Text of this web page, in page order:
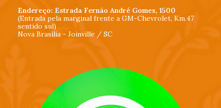
Endereço: Estrada Fernão André Gomes, 1500
(Entrada pela marginal frente a GM-Chevrolet, Km.47
sentido sul)
Nova Brasília - Joinville / SC